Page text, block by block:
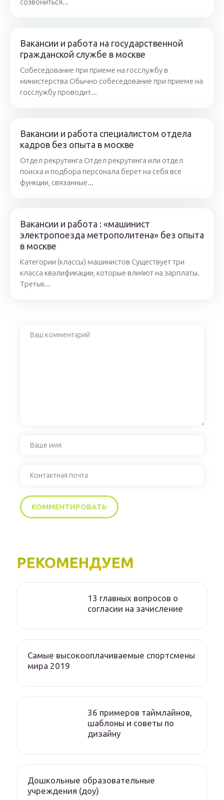
созвониться...
Вакансии и работа на государственной
гражданской службе в москве
Собеседование при приеме на госслужбу в
министерства Обычно собеседование при приеме на
госслужбу проводит...
Вакансии и работа специалистом отдела
кадров без опыта в москве
Отдел рекрутинга Отдел рекрутинга или отдел
поиска и подбора персонала берет на себя все
функции, связанные...
Вакансии и работа : «машинист
электропоезда метрополитена» без опыта
в москве
Категории (классы) машинистов Существует три
класса квалификации, которые влияют на зарплаты.
Третья...
РЕКОМЕНДУЕМ
13 главных вопросов о
согласии на зачисление
Самые высокооплачиваемые спортсмены
мира 2019
36 примеров таймлайнов,
шаблоны и советы по
дизайну
Дошкольные образовательные
учреждения (доу)